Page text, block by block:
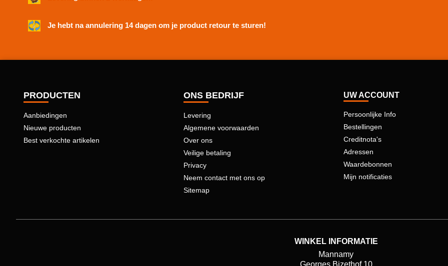
Je hebt na annulering 14 dagen om je product retour te sturen!
PRODUCTEN
Aanbiedingen
Nieuwe producten
Best verkochte artikelen
ONS BEDRIJF
Levering
Algemene voorwaarden
Over ons
Veilige betaling
Privacy
Neem contact met ons op
Sitemap
UW ACCOUNT
Persoonlijke Info
Bestellingen
Creditnota's
Adressen
Waardebonnen
Mijn notificaties
WINKEL INFORMATIE
Mannamy